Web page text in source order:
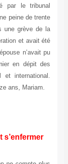
par le tribunal
peine de trente
une grève de la
et avait été
n’avait pu
en dépit des
international.
ans, Mariam.
s’enfermer